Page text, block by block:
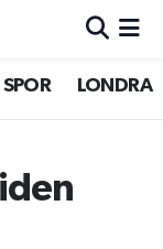
SPOR LONDRA